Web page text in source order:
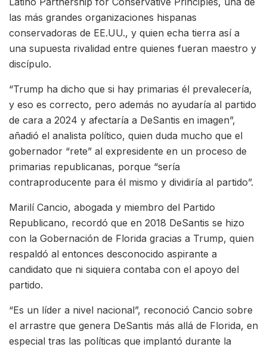
las más grandes organizaciones hispanas
conservadoras de EE.UU., y quien echa tierra así a
una supuesta rivalidad entre quienes fueran maestro y
discípulo.
“Trump ha dicho que si hay primarias él prevalecería,
y eso es correcto, pero además no ayudaría al partido
de cara a 2024 y afectaría a DeSantis en imagen”,
añadió el analista político, quien duda mucho que el
gobernador “rete” al expresidente en un proceso de
primarias republicanas, porque “sería
contraproducente para él mismo y dividiría al partido”.
Marilí Cancio, abogada y miembro del Partido
Republicano, recordó que en 2018 DeSantis se hizo
con la Gobernación de Florida gracias a Trump, quien
respaldó al entonces desconocido aspirante a
candidato que ni siquiera contaba con el apoyo del
partido.
“Es un líder a nivel nacional”, reconoció Cancio sobre
el arrastre que genera DeSantis más allá de Florida, en
especial tras las políticas que implantó durante la